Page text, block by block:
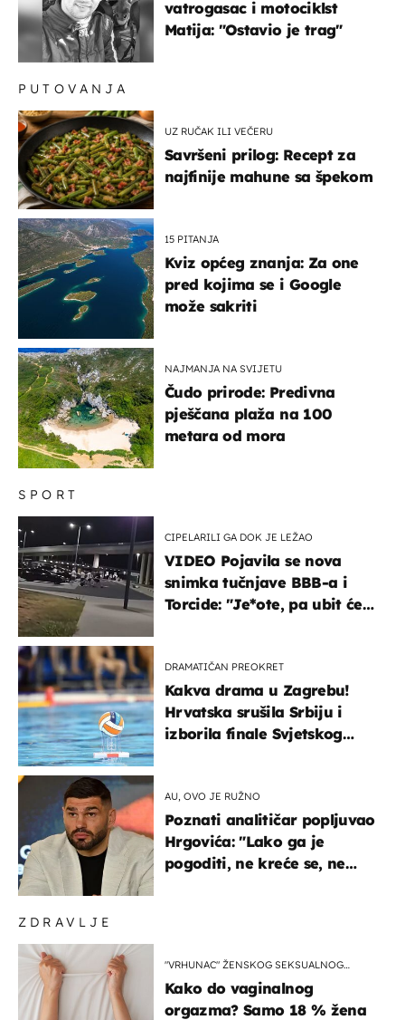
vatrogasac i motociklst
Matija: "Ostavio je trag"
ZDRAVLJE
"VRHUNAC" ŽENSKOG SEKSUALNOG
Kako do vaginalnog
orgazma? Samo 18 % žena
SPORT
CIPELARILI GA DOK JE LEŽAO
VIDEO Pojavila se nova
snimka tučnjave BBB-a i
Torcide: "Je*ote, pa ubit će
DRAMATIČAN PREOKRET
Kakva drama u Zagrebu!
Hrvatska srušila Srbiju i
izborila finale Svjetskog
AU, OVO JE RUŽNO
Poznati analitičar popljuvao
Hrgovića: "Lako ga je
pogoditi, ne kreće se, ne
PUTOVANJA
UZ RUČAK ILI VEČERU
Savršeni prilog: Recept za
najfinije mahune sa špekom
15 PITANJA
Kviz općeg znanja: Za one
pred kojima se i Google
može sakriti
NAJMANJA NA SVIJETU
Čudo prirode: Predivna
pješčana plaža na 100
metara od mora